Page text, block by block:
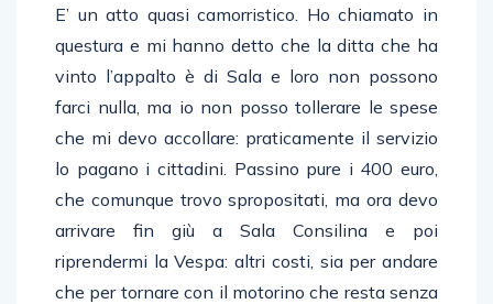
E’ un atto quasi camorristico. Ho chiamato in
questura e mi hanno detto che la ditta che ha
vinto l’appalto è di Sala e loro non possono
farci nulla, ma io non posso tollerare le spese
che mi devo accollare: praticamente il servizio
lo pagano i cittadini. Passino pure i 400 euro,
che comunque trovo spropositati, ma ora devo
arrivare fin giù a Sala Consilina e poi
riprendermi la Vespa: altri costi, sia per andare
che per tornare con il motorino che resta senza